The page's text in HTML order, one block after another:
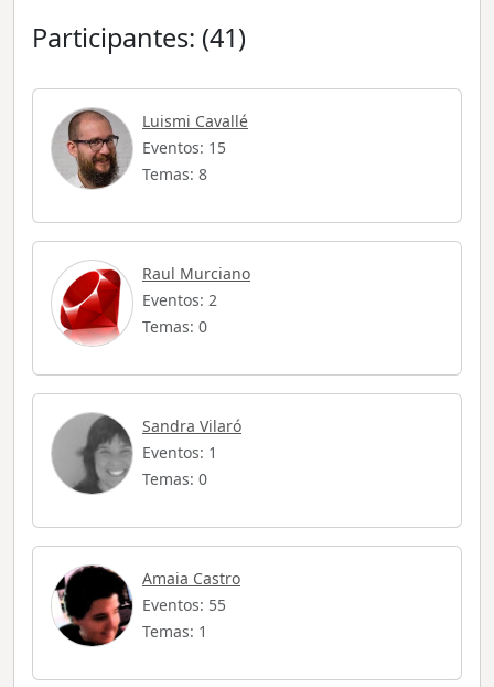
Participantes: (41)
Luismi Cavallé
Eventos: 15
Temas: 8
Raul Murciano
Eventos: 2
Temas: 0
Sandra Vilaró
Eventos: 1
Temas: 0
Amaia Castro
Eventos: 55
Temas: 1